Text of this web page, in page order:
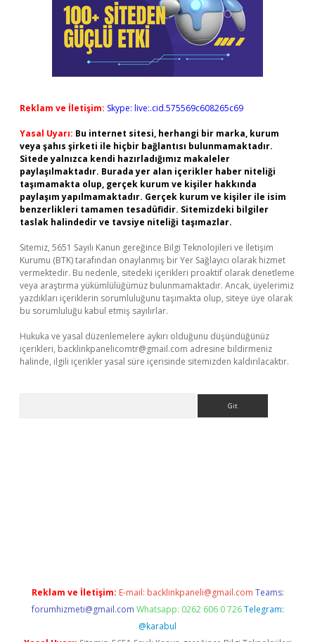
Reklam ve İletişim: Skype: live:.cid.575569c608265c69
Yasal Uyarı: Bu internet sitesi, herhangi bir marka, kurum
veya şahıs şirketi ile hiçbir bağlantısı bulunmamaktadır.
Sitede yalnızca kendi hazırladığımız makaleler
paylaşılmaktadır. Burada yer alan içerikler haber niteliği
taşımamakta olup, gerçek kurum ve kişiler hakkında
paylaşım yapılmamaktadır. Gerçek kurum ve kişiler ile isim
benzerlikleri tamamen tesadüfidir. Sitemizdeki bilgiler
taslak halindedir ve tavsiye niteliği taşımazlar.
Sitemiz, 5651 Sayılı Kanun gereğince Bilgi Teknolojileri ve İletişim
Kurumu (BTK) tarafından onaylanmış bir Yer Sağlayıcı olarak hizmet
vermektedir. Bu nedenle, sitedeki içerikleri proaktif olarak denetleme
veya araştırma yükümlülüğümüz bulunmamaktadır. Ancak, üyelerimiz
yazdıkları içeriklerin sorumluluğunu taşımakta olup, siteye üye olarak
bu sorumluluğu kabul etmiş sayılırlar.
Hukuka ve yasal düzenlemelere aykırı olduğunu düşündüğünüz
içerikleri, backlinkpanelicomtr@gmail.com adresine bildirmeniz
halinde, ilgili içerikler yasal süre içerisinde sitemizden kaldırılacaktır.
Reklam ve İletişim: E-mail: backlinkpaneli@gmail.com Teams:
forumhizmeti@gmail.com Whatsapp: 0262 606 0 726 Telegram:
@karabul